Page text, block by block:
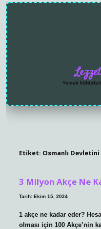
Yemek
Etiket: Osmanlı Devletini
3 Milyon Akçe Ne
Tarih: Ekim 15, 2024
1 akçe ne kadar eder?
olması için 100 Akçe’nin